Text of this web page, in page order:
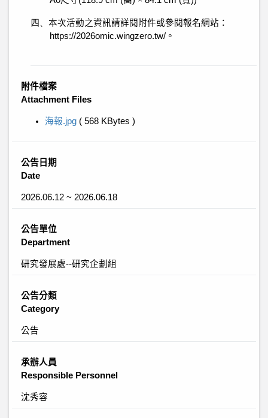
四、 本次活動之資訊請詳閱附件或參閱報名網站：
https://2026omic.wingzero.tw/ 。
附件檔案
Attachment Files
海報.jpg ( 568 KBytes )
公告日期
Date
2026.06.12 ~ 2026.06.18
公告單位
Department
研究發展處--研究企劃組
公告分類
Category
公告
承辦人員
Responsible Personnel
沈秀容